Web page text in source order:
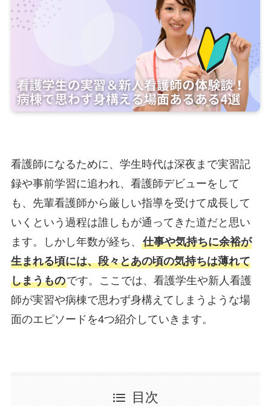
看護師になるために、学生時代は深夜まで実習記
録や事前学習に追われ、看護師デビューをして
も、先輩看護師から厳しい指導を受けて成長して
いくという過程は誰しもが通ってきた道だと思い
ます。しかし年数が経ち、 仕事や気持ちに余裕が
生まれる頃には、段々とあの頃の気持ちは薄れて
しまうものです。ここでは、看護学生や新人看護
師が実習や病棟で思わず身構えてしまうような場
面のエピソードを4つ紹介していきます。
目次